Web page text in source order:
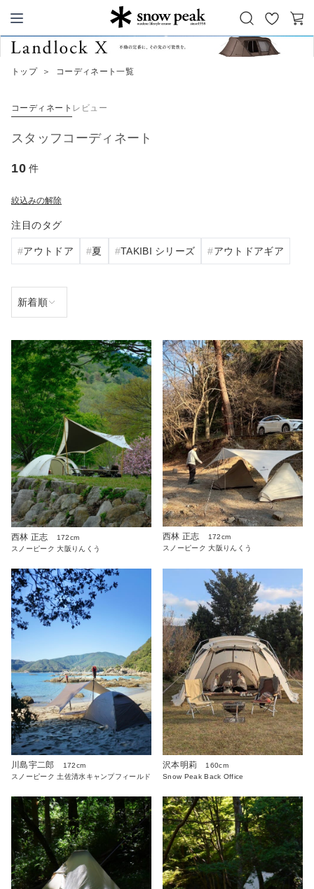
Snow Peak
お
気
カ
トップ ＞ コーディネート一覧
コーディネート レビュー
スタッフコーディネート
10 件
絞込みの解除
注目のタグ
アウトドア 夏 TAKIBI シリーズ アウトドアギア
西林 正志
172cm
スノーピーク 大阪りんくう
西林 正志
172cm
スノーピーク 大阪りんくう
川島宇二郎
172cm
スノーピーク 土佐清水キャンプフィールド
沢本明莉
160cm
Snow Peak Back Office